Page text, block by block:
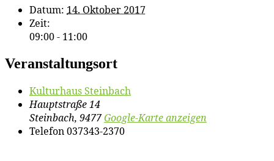
Datum: 14. Oktober 2017
Zeit:
09:00 - 11:00
Veranstaltungsort
Kul­tur­haus Steinbach
Hauptstraße 14
Steinbach, 9477Google-Karte anzeigen
Telefon037343-2370